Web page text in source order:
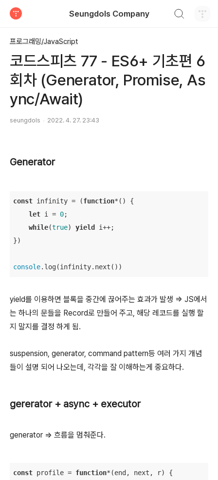
Seungdols Company
프로그래밍/JavaScript
코드스피츠 77 - ES6+ 기초편 6
회차 (Generator, Promise, As
ync/Await)
seungdols 2022. 4. 27. 23:43
Generator
const infinity = (function*( ) {
let i = 0;
while(true) yield
i++;
})
console.log(infinity.next())
yield를 이용하면 블록을 중간에 끊어주는 효과가 발생 => JS에서
는 하나의 문들을 Record로 만들어 주고, 해당 레코드를 실행 할
지 말지를 결정 하게 됨.
suspension, generator, command pattern등 여러 가지 개념
들이 설명 되어 나오는데, 각각을 잘 이해하는게 중요하다.
gererator + async + executor
generator => 흐름을 멈춰준다.
const profile = function*(end, next, r) {